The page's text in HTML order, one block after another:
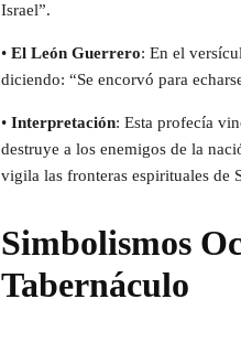
Israel”.
• El León Guerrero: En el
diciendo: “Se encorvó para
• Interpretación: Esta profecía
destruye a los enemigos de la
vigila las fronteras espirituales de
Simbolismos
Tabernáculo